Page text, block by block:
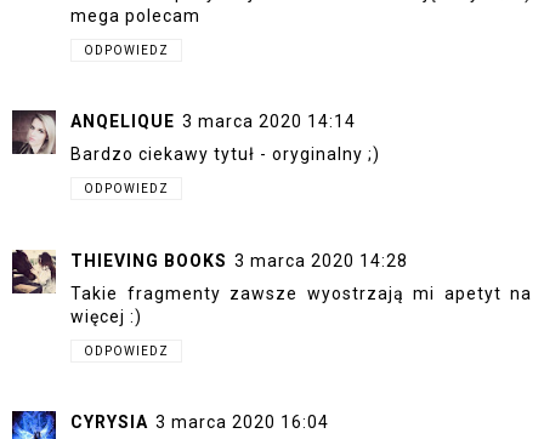
mega polecam
ODPOWIEDZ
ANQELIQUE 3 marca 2020 14:14
Bardzo ciekawy tytuł - oryginalny ;)
ODPOWIEDZ
THIEVING BOOKS 3 marca 2020 14:28
Takie fragmenty zawsze wyostrzają mi apetyt na
więcej :)
ODPOWIEDZ
CYRYSIA 3 marca 2020 16:04